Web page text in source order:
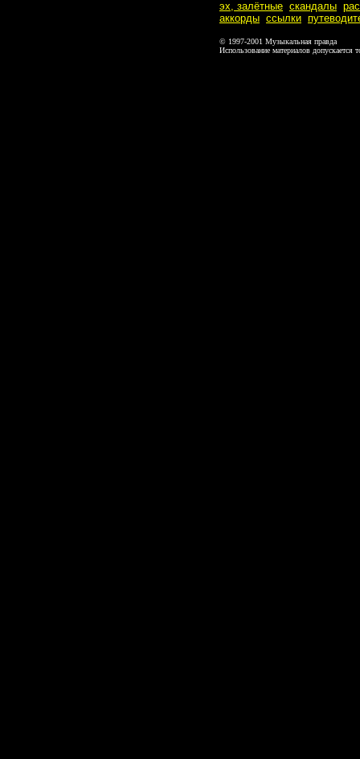
эх, залётные скандалы
аккорды ссылки
© 1997-2001 Музыкальная правда
Использование материалов допускается